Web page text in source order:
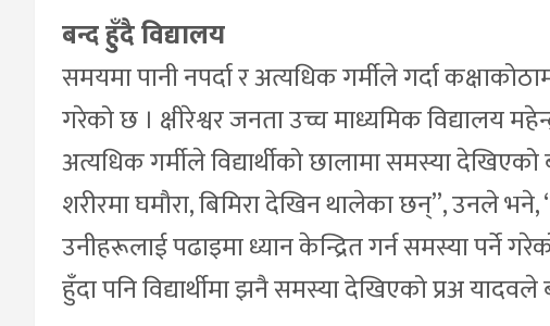
बन्द हुँदै विद्यालय
समयमा पानी नपर्दा र अत्यधिक गर्मीले गर्दा
गरेको छ । क्षीरेश्वर जनता उच्च माध्यमिक विद्यालय
अत्यधिक गर्मीले विद्यार्थीको छालामा समस्या देखिएको
शरीरमा घमौरा, बिमिरा देखिन थालेका छन्”, उनले भने,
उनीहरूलाई पढाइमा ध्यान केन्द्रित गर्न समस्या पर्ने
हुँदा पनि विद्यार्थीमा झनै समस्या देखिएको प्रअ यादवले